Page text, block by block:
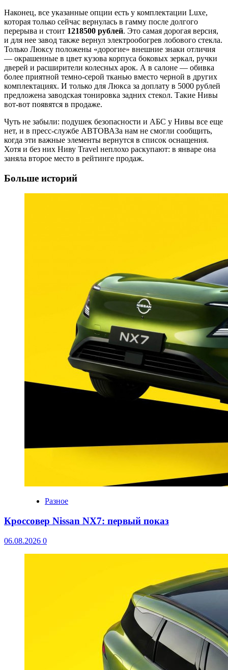
Наконец, все указанные опции есть у комплектации Luxe,
которая только сейчас вернулась в гамму после долгого
перерыва и стоит 1218500 рублей. Это самая дорогая версия,
и для нее завод также вернул электрообогрев лобового стекла.
Только Люксу положены «дорогие» внешние знаки отличия
— окрашенные в цвет кузова корпуса боковых зеркал, ручки
дверей и расширители колесных арок. А в салоне — обивка
более приятной темно-серой тканью вместо черной в других
комплектациях. И только для Люкса за доплату в 5000 рублей
предложена заводская тонировка задних стекол. Такие Нивы
вот-вот появятся в продаже.
Чуть не забыли: подушек безопасности и АБС у Нивы все еще
нет, и в пресс-службе АВТОВАЗа нам не смогли сообщить,
когда эти важные элементы вернутся в список оснащения.
Хотя и без них Ниву Travel неплохо раскупают: в январе она
заняла второе место в рейтинге продаж.
Больше историй
Разное
Кроссовер Nissan NX7: первый показ
06.08.2026 0